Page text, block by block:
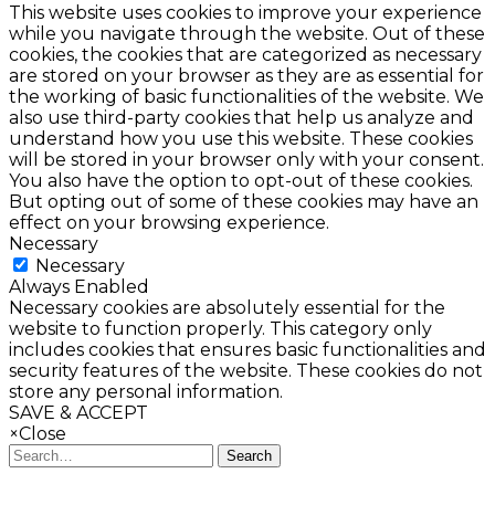
This website uses cookies to improve your experience
while you navigate through the website. Out of these
cookies, the cookies that are categorized as necessary
are stored on your browser as they are as essential for
the working of basic functionalities of the website. We
also use third-party cookies that help us analyze and
understand how you use this website. These cookies
will be stored in your browser only with your consent.
You also have the option to opt-out of these cookies.
But opting out of some of these cookies may have an
effect on your browsing experience.
Necessary
Necessary
Always Enabled
Necessary cookies are absolutely essential for the
website to function properly. This category only
includes cookies that ensures basic functionalities and
security features of the website. These cookies do not
store any personal information.
SAVE & ACCEPT
×Close
Search